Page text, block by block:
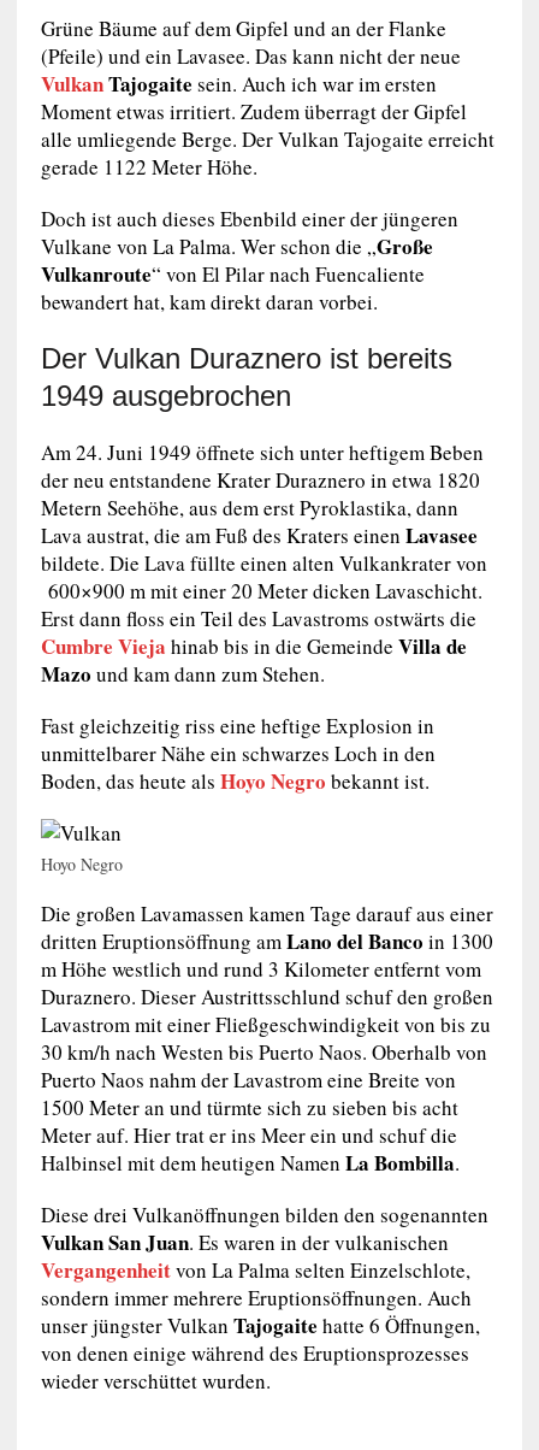
Grüne Bäume auf dem Gipfel und an der Flanke
(Pfeile) und ein Lavasee. Das kann nicht der neue
VulkanTajogaite sein. Auch ich war im ersten
Moment etwas irritiert. Zudem überragt der Gipfel
alle umliegende Berge. Der Vulkan Tajogaite erreicht
gerade 1122 Meter Höhe.
Doch ist auch dieses Ebenbild einer der jüngeren
Vulkane von La Palma. Wer schon die „Große
Vulkanroute“ von El Pilar nach Fuencaliente
bewandert hat, kam direkt daran vorbei.
Der Vulkan Duraznero ist bereits
1949 ausgebrochen
Am 24. Juni 1949 öffnete sich unter heftigem Beben
der neu entstandene Krater Duraznero in etwa 1820
Metern Seehöhe, aus dem erst Pyroklastika, dann
Lava austrat, die am Fuß des Kraters einen Lavasee
bildete. Die Lava füllte einen alten Vulkankrater von
600×900 m mit einer 20 Meter dicken Lavaschicht.
Erst dann floss ein Teil des Lavastroms ostwärts die
Cumbre Vieja hinab bis in die Gemeinde Villa de
Mazo und kam dann zum Stehen.
Fast gleichzeitig riss eine heftige Explosion in
unmittelbarer Nähe ein schwarzes Loch in den
Boden, das heute als Hoyo Negro bekannt ist.
Hoyo Negro
Die großen Lavamassen kamen Tage darauf aus einer
dritten Eruptionsöffnung amLano del Banco in 1300
m Höhe westlich und rund 3 Kilometer entfernt vom
Duraznero. Dieser Austrittsschlund schuf den großen
Lavastrom mit einer Fließgeschwindigkeit von bis zu
30 km/h nach Westen bis Puerto Naos. Oberhalb von
Puerto Naos nahm der Lavastrom eine Breite von
1500 Meter an und türmte sich zu sieben bis acht
Meter auf. Hier trat er ins Meer ein und schuf die
Halbinsel mit dem heutigen Namen La Bombilla.
Diese drei Vulkanöffnungen bilden den sogenannten
Vulkan San Juan. Es waren in der vulkanischen
Vergangenheitvon La Palma selten Einzelschlote,
sondern immer mehrere Eruptionsöffnungen. Auch
unser jüngster Vulkan Tajogaite hatte 6 Öffnungen,
von denen einige während des Eruptionsprozesses
wieder verschüttet wurden.